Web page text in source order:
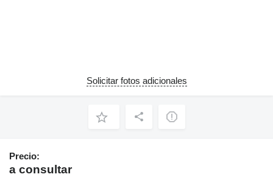
Solicitar fotos adicionales
Precio:
a consultar